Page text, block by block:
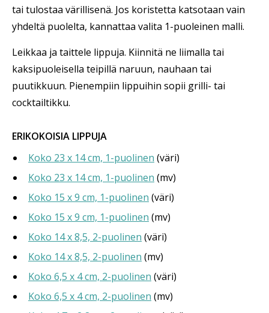
tai tulostaa värillisenä. Jos koristetta katsotaan vain
yhdeltä puolelta, kannattaa valita 1-puoleinen malli.
Leikkaa ja taittele lippuja. Kiinnitä ne liimalla tai
kaksipuoleisella teipillä naruun, nauhaan tai
puutikkuun. Pienempiin lippuihin sopii grilli- tai
cocktailtikku.
ERIKOKOISIA LIPPUJA
Koko 23 x 14 cm, 1-puolinen (väri)
Koko 23 x 14 cm, 1-puolinen (mv)
Koko 15 x 9 cm, 1-puolinen (väri)
Koko 15 x 9 cm, 1-puolinen (mv)
Koko 14 x 8,5, 2-puolinen (väri)
Koko 14 x 8,5, 2-puolinen (mv)
Koko 6,5 x 4 cm, 2-puolinen (väri)
Koko 6,5 x 4 cm, 2-puolinen (mv)